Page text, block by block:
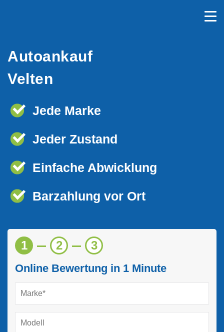
Autoankauf
Velten
Jede Marke
Jeder Zustand
Einfache Abwicklung
Barzahlung vor Ort
1 2 3
Online Bewertung in 1 Minute